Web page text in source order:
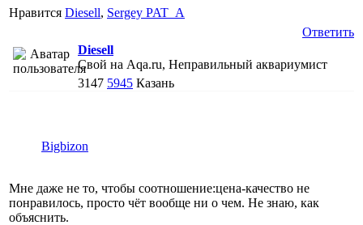
Нравится Diesell, Sergey PAT_A
Ответить
Diesell
Свой на Aqa.ru, Неправильный аквариумист
3147 5945 Казань
Bigbizon
Мне даже не то, чтобы соотношение:цена-качество не
понравилось, просто чёт вообще ни о чем. Не знаю, как
объяснить.